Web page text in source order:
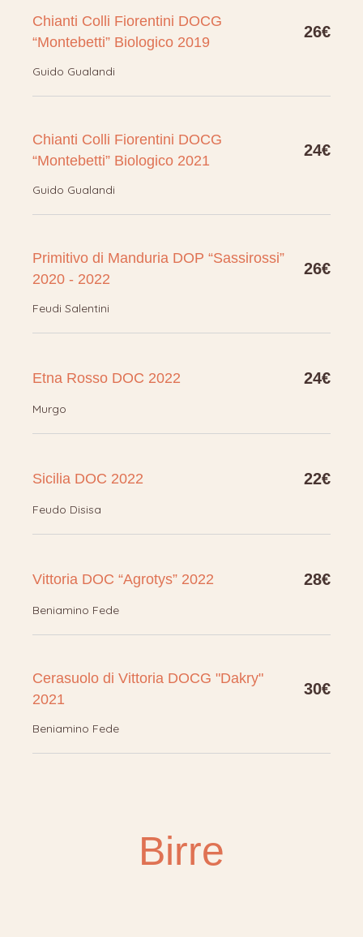
Chianti Colli Fiorentini DOCG
“Montebetti” Biologico 2019
26€
Guido Gualandi
Chianti Colli Fiorentini DOCG
“Montebetti” Biologico 2021
24€
Guido Gualandi
Primitivo di Manduria DOP “Sassirossi”
2020 - 2022
26€
Feudi Salentini
Etna Rosso DOC 2022 24€
Murgo
Sicilia DOC 2022 22€
Feudo Disisa
Vittoria DOC “Agrotys” 2022 28€
Beniamino Fede
Cerasuolo di Vittoria DOCG "Dakry"
2021
30€
Beniamino Fede
Birre